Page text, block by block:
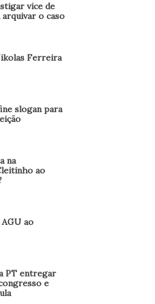
vice de
arquivar o caso
Ferreira
slogan para
na
ao
ao
PT entregar
e